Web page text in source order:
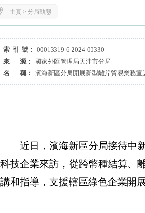
主頁 > 分局動態
索 引 號：
00013319-6-2024-00330
來 源：
國家外匯管理局天津市分局
名 稱：
濱海新區分局開展新型離岸貿易業務宣
近日，濱海新區分局接待中
科技企業來訪，從跨幣種結算、
講和指導，支援轄區綠色企業開